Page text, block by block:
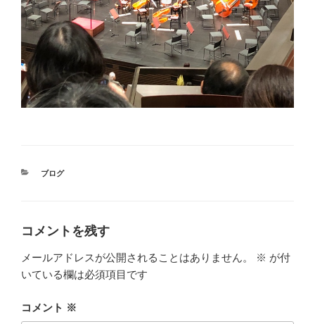
カ
ブログ
コメントを残す
メールアドレスが公開されることはありません。 ※ が付
いている欄は必須項目です
コメント ※